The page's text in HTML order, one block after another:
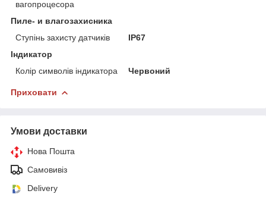
вагопроцесора
Пиле- и влагозахисника
Ступінь захисту датчиків
IP67
Індикатор
Колір символів індикатора
Червоний
Приховати
Умови доставки
Нова Пошта
Самовивіз
Delivery